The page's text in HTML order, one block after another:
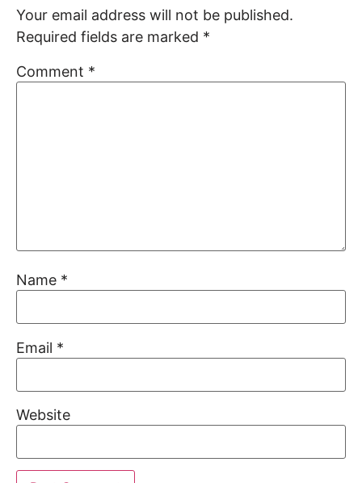
Your email address will not be published.
Required fields are marked *
Comment *
Name *
Email *
Website